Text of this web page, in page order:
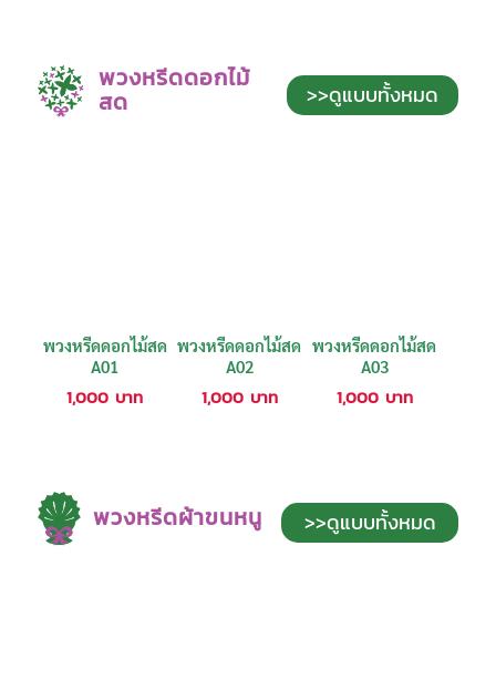
พวงหรีดดอกไม้
สด >>ดูแบบทั้งหมด
พวงหรีดดอกไม้สด
A01
1,000 บาท
พวงหรีดดอกไม้สด
A02
1,000 บาท
พวงหรีดดอกไม้สด
A03
1,000 บาท
พวงหรีดผ้าขนหนู >>ดูแบบทั้งหมด